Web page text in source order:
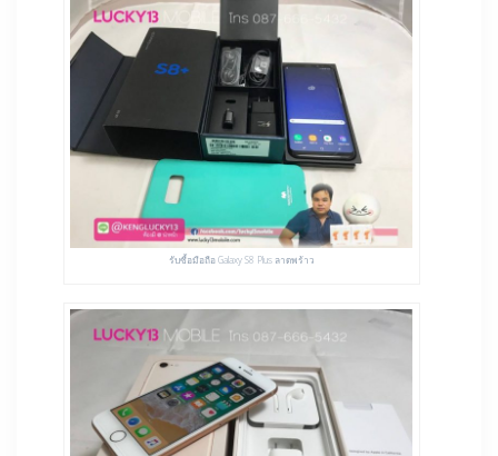
รับซื้อมือถือ Galaxy S8 Plus ลาดพร้าว